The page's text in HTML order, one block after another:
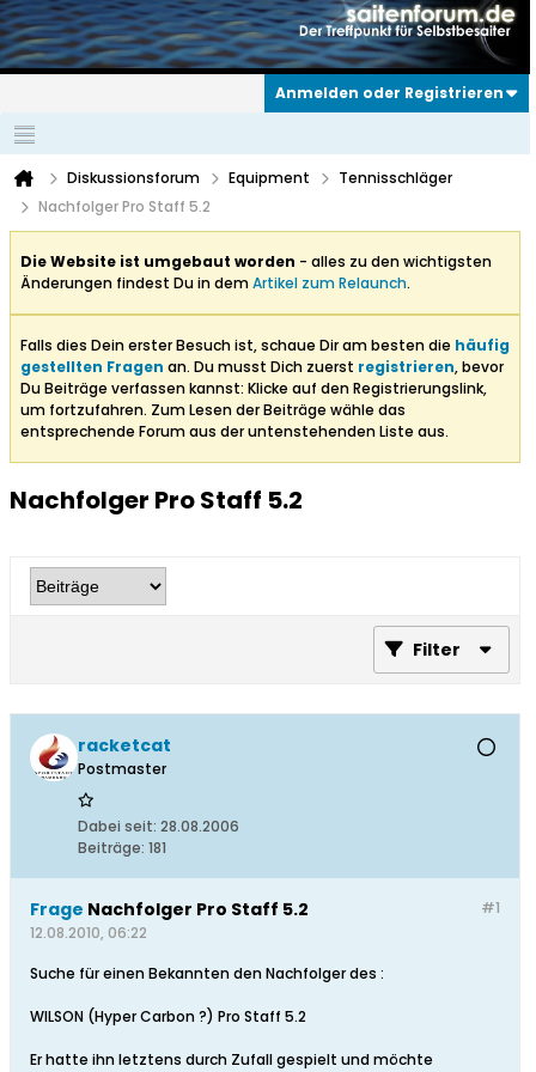
Anmelden oder Registrieren
Diskussionsforum Equipment
Tennisschläger
Nachfolger Pro Staff 5.2
Die Website ist umgebaut worden - alles zu den wichtigsten
Änderungen findest Du in demArtikel zum Relaunch.
Falls dies Dein erster Besuch ist, schaue Dir am besten die häufig
gestellten Fragen an. Du musst Dich zuerst registrieren, bevor
Du Beiträge verfassen kannst: Klicke auf den Registrierungslink,
um fortzufahren. Zum Lesen der Beiträge wähle das
entsprechende Forum aus der untenstehenden Liste aus.
Nachfolger Pro Staff 5.2
Filter
racketcat
Postmaster
Dabei seit: 28.08.2006
Beiträge: 181
#1
Frage Nachfolger Pro Staff 5.2
12.08.2010, 06:22
Suche für einen Bekannten den Nachfolger des :
WILSON (Hyper Carbon ?) Pro Staff 5.2
Er hatte ihn letztens durch Zufall gespielt und möchte